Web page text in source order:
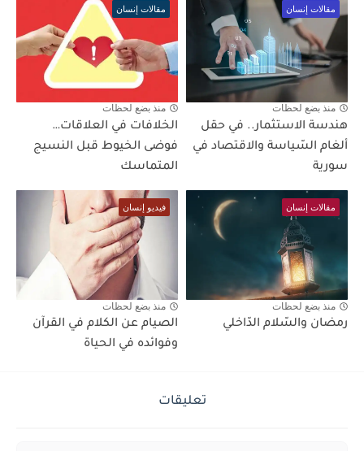
مقالات إنسان
منذ بضع لحظات
هندسة الاستثمار.. في حقل
ألغام السّياسة والاقتصاد في
سورية
مقالات إنسان
منذ بضع لحظات
الخلافات في العلاقات…
فوضى الخيوط قبل النسيج
المتماسك
مقالات إنسان
منذ بضع لحظات
رمضان والسّلام الدّاخلي
فيديو إنسان
منذ بضع لحظات
الصيام عن الكلام في القرآن
وفوائده في الحياة
تعليقات